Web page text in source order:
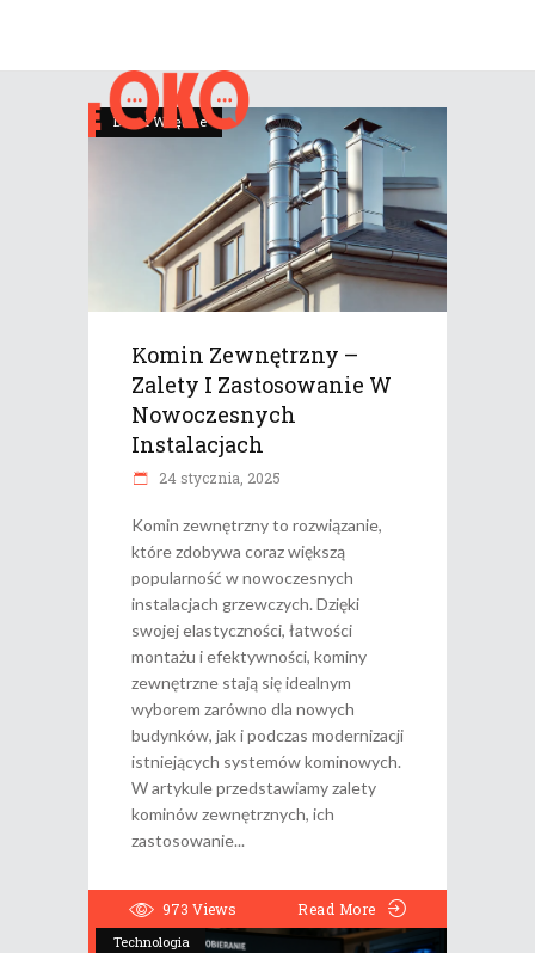
Dom i Wnętrze
Komin Zewnętrzny –
Zalety I Zastosowanie W
Nowoczesnych
Instalacjach
24 stycznia, 2025
Komin zewnętrzny to rozwiązanie,
które zdobywa coraz większą
popularność w nowoczesnych
instalacjach grzewczych. Dzięki
swojej elastyczności, łatwości
montażu i efektywności, kominy
zewnętrzne stają się idealnym
wyborem zarówno dla nowych
budynków, jak i podczas modernizacji
istniejących systemów kominowych.
W artykule przedstawiamy zalety
kominów zewnętrznych, ich
zastosowanie
973 Views Read More
Technologia